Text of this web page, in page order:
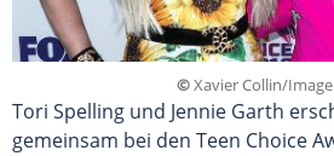
©Xavier Collin/
Tori Spelling und Jennie Garth
gemeinsam bei den Teen Choice